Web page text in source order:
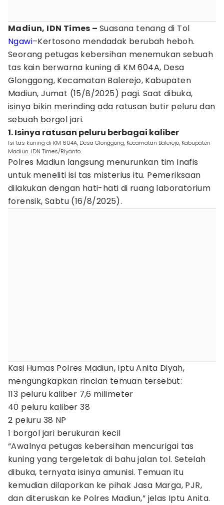
Madiun, IDN Times – Suasana tenang di Tol
Ngawi–Kertosono mendadak berubah heboh.
Seorang petugas kebersihan menemukan sebuah
tas kain berwarna kuning di KM 604A, Desa
Glonggong, Kecamatan Balerejo, Kabupaten
Madiun, Jumat (15/8/2025) pagi. Saat dibuka,
isinya bikin merinding ada ratusan butir peluru dan
sebuah borgol jari.
1. Isinya ratusan peluru berbagai kaliber
Isi tas kuning di KM 604A, Desa Glonggong, Kecamatan Balerejo, Kabupaten
Madiun. IDN Times/Riyanto.
Polres Madiun langsung menurunkan tim Inafis
untuk meneliti isi tas misterius itu. Pemeriksaan
dilakukan dengan hati-hati di ruang laboratorium
forensik, Sabtu (16/8/2025).
Kasi Humas Polres Madiun, Iptu Anita Diyah,
mengungkapkan rincian temuan tersebut:
113 peluru kaliber 7,6 milimeter
40 peluru kaliber 38
2 peluru 38 NP
1 borgol jari berukuran kecil
“Awalnya petugas kebersihan mencurigai tas
kuning yang tergeletak di bahu jalan tol. Setelah
dibuka, ternyata isinya amunisi. Temuan itu
kemudian dilaporkan ke pihak Jasa Marga, PJR,
dan diteruskan ke Polres Madiun,” jelas Iptu Anita.